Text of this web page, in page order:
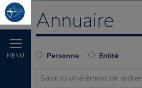
MENU
Annuaire
Personne Entité